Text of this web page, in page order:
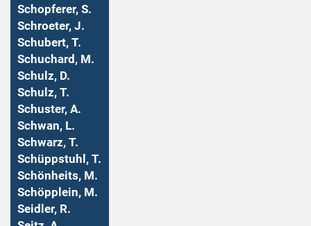
Schopferer, S.
Schroeter, J.
Schubert, T.
Schuchard, M.
Schulz, D.
Schulz, T.
Schuster, A.
Schwan, L.
Schwarz, T.
Schüppstuhl, T.
Schönheits, M.
Schöpplein, M.
Seidler, R.